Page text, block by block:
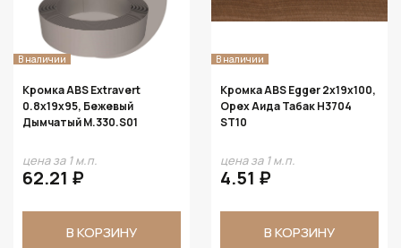
В наличии
Кромка ABS Extravert
0.8х19х95, Бежевый
Дымчатый M.330.S01
цена за 1 м.п.
62.21 ₽
В КОРЗИНУ
В наличии
Кромка ABS Egger 2х19х100,
Орех Аида Табак H3704
ST10
цена за 1 м.п.
4.51 ₽
В КОРЗИНУ